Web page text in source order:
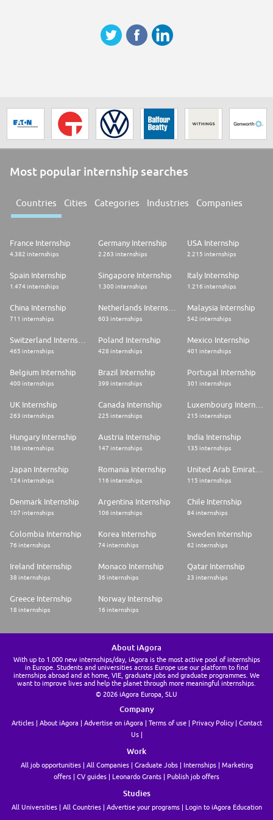
Safran Electronics & Defense propose à ses clients des solutions
d'intelligence embarquée leur permettant d'appréhender
Parce que nous sommes persuadés que chaque talent compte, nous
valorisons et encourageons les candidatures de personnes en situation
de handicap pour nos opportunités d'emploi
Most popular internship searches
Countries Cities Categories Industries Companies
France Internship
4.382 internships
Germany Internship
2.263 internships
USA Internship
2.215 internships
Spain Internship
1.474 internships
Singapore Internship
1.300 internships
Italy Internship
1.216 internships
China Internship
711 internships 603 internships
Malaysia Internship
542 internships
465 internships
Poland Internship
428 internships
Mexico Internship
401 internships
Belgium Internship
400 internships
Brazil Internship
399 internships
Portugal Internship
301 internships
UK Internship
263 internships
Canada Internship
225 internships
Luxembourg Internship
215 internships
Hungary Internship
186 internships
Austria Internship
147 internships
India Internship
135 internships
Japan Internship
124 internships
Romania Internship
116 internships
United Arab Emirates Internship
115 internships
Denmark Internship
107 internships
Argentina Internship
106 internships
Chile Internship
84 internships
Colombia Internship
76 internships
Korea Internship
74 internships
Sweden Internship
62 internships
Ireland Internship
38 internships
Monaco Internship
36 internships
Qatar Internship
23 internships
Greece Internship
18 internships
Norway Internship
16 internships
About iAgora
With up to 1.000 new internships/day, iAgora is the most active pool of internships
in Europe. Students and universities across Europe use our platform to find
internships abroad and at home, VIE, graduate jobs and graduate programmes. We
want to improve lives and help the planet through more meaningful internships.
© 2026 iAgora Europa, SLU
Company
Articles About iAgora Advertise on iAgora Terms of use Privacy Policy
Contact
Us
Work
All job opportunities All Companies Graduate Jobs Internships
Marketing
offers
CV guides Leonardo Grants Publish job offers
Studies
All Universities All Countries Advertise your programs Login to iAgora Education